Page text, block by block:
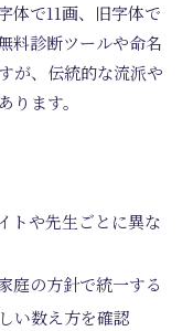
体で11画、旧字体で
料診断ツールや命名
が、伝統的な流派や
ます。
トや先生ごとに異な
庭の方針で統一する
い数え方を確認